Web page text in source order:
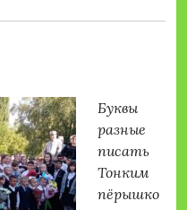
Буквы
разные
писать
Тонким
пёрышко